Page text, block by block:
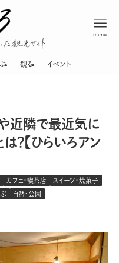
menu
観る イベント
近隣で最近気に
？【ひらいろアン
カフェ・喫茶店 スイーツ・焼菓子
自然・公園